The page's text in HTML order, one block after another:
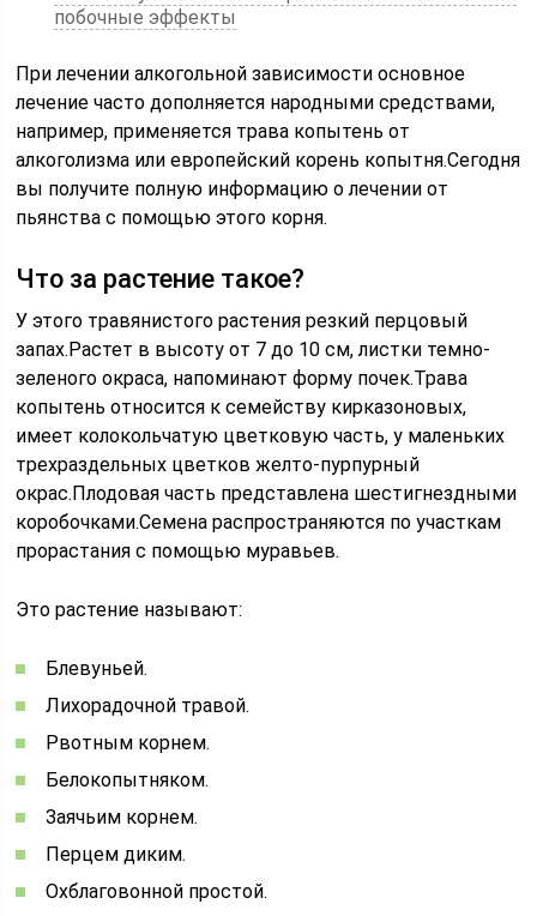
побочные эффекты
При лечении алкогольной зависимости основное
лечение часто дополняется народными средствами,
например, применяется трава копытень от
алкоголизма или европейский корень копытня.Сегодня
вы получите полную информацию о лечении от
пьянства с помощью этого корня.
Что за растение такое?
У этого травянистого растения резкий перцовый
запах.Растет в высоту от 7 до 10 см, листки темно-
зеленого окраса, напоминают форму почек.Трава
копытень относится к семейству кирказоновых,
имеет колокольчатую цветковую часть, у маленьких
трехраздельных цветков желто-пурпурный
окрас.Плодовая часть представлена шестигнездными
коробочками.Семена распространяются по участкам
прорастания с помощью муравьев.
Это растение называют:
Блевуньей.
Лихорадочной травой.
Рвотным корнем.
Белокопытняком.
Заячьим корнем.
Перцем диким.
Охблаговонной простой.